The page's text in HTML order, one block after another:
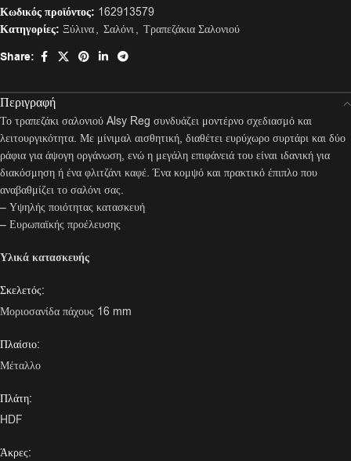
Κωδικός προϊόντος: 162913579
Κατηγορίες: Ξύλινα, Σαλόνι, Τραπεζάκια Σαλονιού
Share:
Περιγραφή
Το τραπεζάκι σαλονιού Alsy Reg συνδυάζει μοντέρνο σχεδιασμό και
λειτουργικότητα. Με μίνιμαλ αισθητική, διαθέτει ευρύχωρο συρτάρι και δύο
ράφια για άψογη οργάνωση, ενώ η μεγάλη επιφάνειά του είναι ιδανική για
διακόσμηση ή ένα φλιτζάνι καφέ. Ένα κομψό και πρακτικό έπιπλο που
αναβαθμίζει το σαλόνι σας.
– Υψηλής ποιότητας κατασκευή
– Ευρωπαϊκής προέλευσης
Υλικά κατασκευής
Σκελετός:
Μοριοσανίδα πάχους 16 mm
Πλαίσιο:
Μέταλλο
Πλάτη:
HDF
Άκρες: